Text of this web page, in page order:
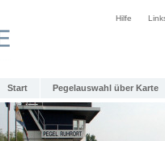
Hilfe
Start Pegelauswahl über Karte